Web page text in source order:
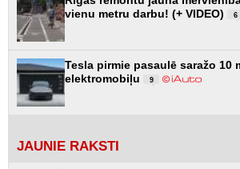
vienu metru darbu! (+ VIDEO)
6
Tesla pirmie pasaulē saražo 10
elektromobiļu
9
JAUNIE RAKSTI